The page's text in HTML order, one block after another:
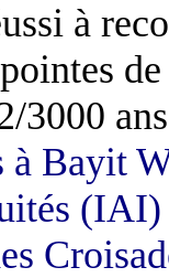
à
3000
à Bayit
(IAI)